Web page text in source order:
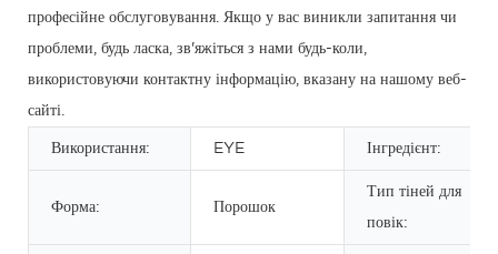
професійне обслуговування. Якщо у вас виникли запитання чи
проблеми, будь ласка, зв'яжіться з нами будь-коли,
використовуючи контактну інформацію, вказану на нашому веб-
сайті.
Використання: EYE Інгредієнт:
Форма: Порошок
Тип тіней для
повік: